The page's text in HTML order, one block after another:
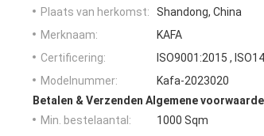
Plaats van herkomst:
Shandong, China
Merknaam:
KAFA
Certificering:
ISO9001:2015 ,
Modelnummer:
Kafa-2023020
Betalen & Verzenden Algemene
Min. bestelaantal:
1000 Sqm